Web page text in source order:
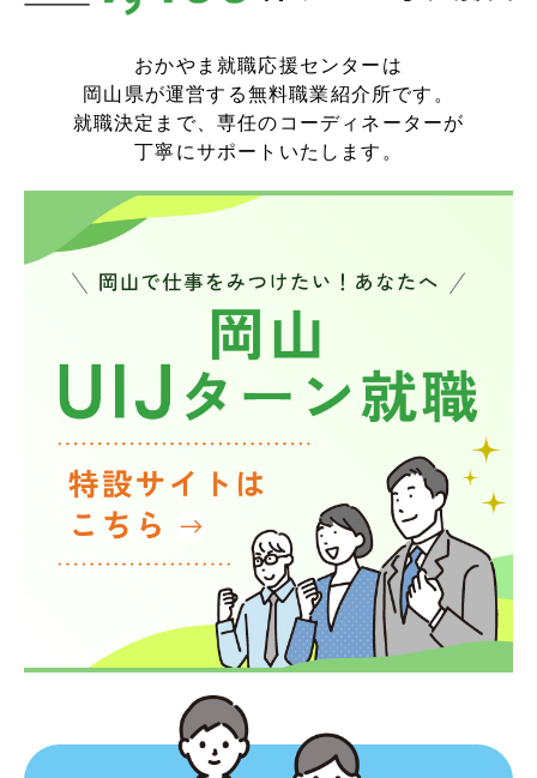
おかやま就職応援センターは
岡山県が運営する無料職業紹介所です。
就職決定まで、専任のコーディネーターが
丁寧にサポートいたします。